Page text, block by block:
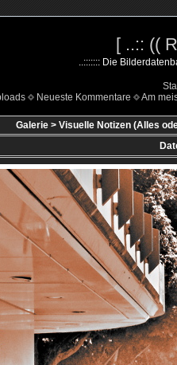
[ ..:: ((
..::::::: Die
Neueste Kommentare Am
Galerie> Visuelle Notizen (Alles